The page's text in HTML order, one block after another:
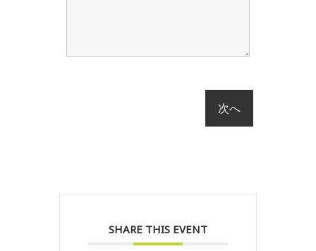
SHARE THIS EVENT